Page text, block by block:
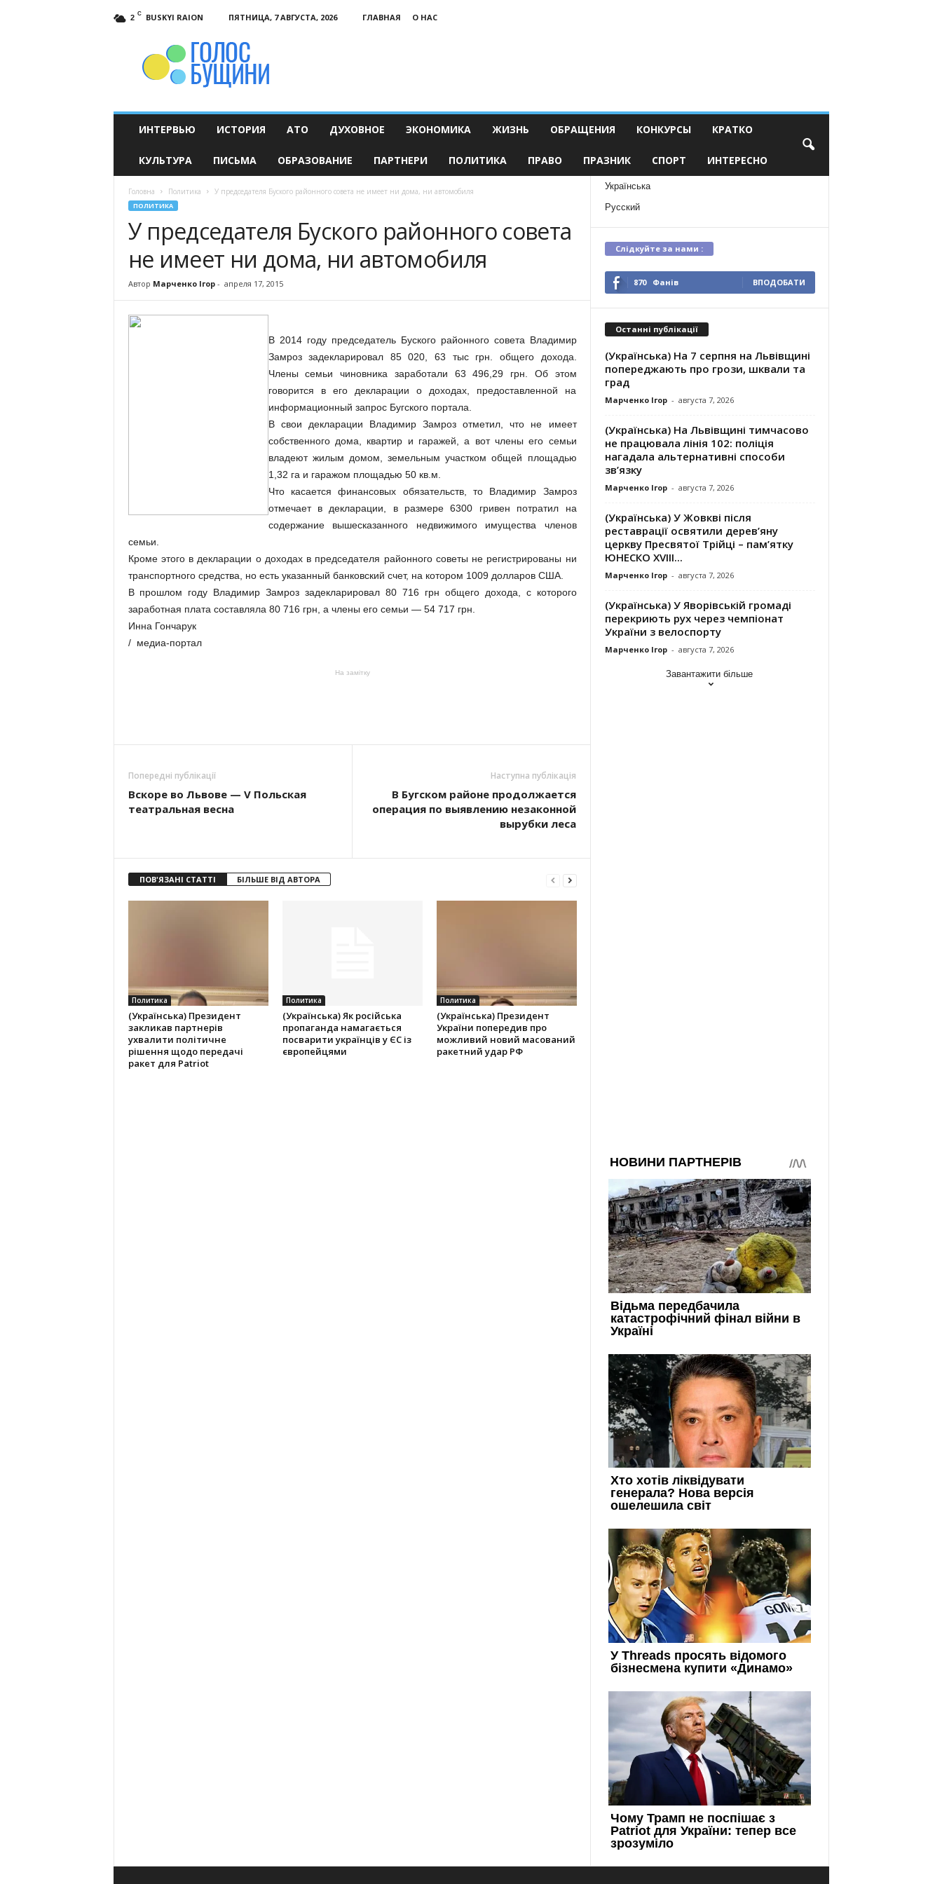
2 C BUSKYI RAION ПЯТНИЦА, 7 АВГУСТА, 2026 ГЛАВНАЯ
О НАС
ИНТЕРВЬЮ ИСТОРИЯ АТО ДУХОВНОЕ ЭКОНОМИКА ЖИЗНЬ ОБРАЩЕНИЯ КОНКУРСЫ КРАТКО
КУЛЬТУРА ПИСЬМА ОБРАЗОВАНИЕ ПАРТНЕРИ ПОЛИТИКА ПРАВО ПРАЗНИК СПОРТ ИНТЕРЕСНО
Головна Политика У председателя Буского районного совета не имеет ни дома, ни автомобиля
ПОЛИТИКА
У председателя Буского районного совета
не имеет ни дома, ни автомобиля
Автор Марченко Ігор- апреля 17, 2015
В 2014 году председатель Буского районного совета Владимир
Замроз задекларировал 85 020, 63 тыс грн. общего дохода.
Члены семьи чиновника заработали 63 496,29 грн. Об этом
говорится в его декларации о доходах, предоставленной на
информационный запрос Бугского портала.
В свои декларации Владимир Замроз отметил, что не имеет
собственного дома, квартир и гаражей, а вот члены его семьи
владеют жилым домом, земельным участком общей площадью
1,32 га и гаражом площадью 50 кв.м.
Что касается финансовых обязательств, то Владимир Замроз
отмечает в декларации, в размере 6300 гривен потратил на
содержание вышесказанного недвижимого имущества членов
семьи.
Кроме этого в декларации о доходах в председателя районного советы не регистрированы ни
транспортного средства, но есть указанный банковский счет, на котором 1009 долларов США.
В прошлом году Владимир Замроз задекларировал 80 716 грн общего дохода, с которого
заработная плата составляла 80 716 грн, а члены его семьи — 54 717 грн.
Инна Гончарук
/ медиа-портал
На замітку
Попередні публікації
Вскоре во Львове — V Польская
театральная весна
Наступна публікація
В Бугском районе продолжается
операция по выявлению незаконной
вырубки леса
ПОВ'ЯЗАНІ СТАТТІ БІЛЬШЕ ВІД АВТОРА
Политика
(Українська) Президент
закликав партнерів
ухвалити політичне
рішення щодо передачі
ракет для Patriot
Политика
(Українська) Як російська
пропаганда намагається
посварити українців у ЄС із
європейцями
Политика
(Українська) Президент
України попередив про
можливий новий масований
ракетний удар РФ
Українська
Русский
Слідкуйте за нами :
870 Фанів ВПОДОБАТИ
Останні публікації
(Українська) На 7 серпня на Львівщині
попереджають про грози, шквали та
град
Марченко Ігор - августа 7, 2026
(Українська) На Львівщині тимчасово
не працювала лінія 102: поліція
нагадала альтернативні способи
зв’язку
Марченко Ігор - августа 7, 2026
(Українська) У Жовкві після
реставрації освятили дерев’яну
церкву Пресвятої Трійці – пам’ятку
ЮНЕСКО XVIII...
Марченко Ігор - августа 7, 2026
(Українська) У Яворівській громаді
перекриють рух через чемпіонат
України з велоспорту
Марченко Ігор - августа 7, 2026
Завантажити більше